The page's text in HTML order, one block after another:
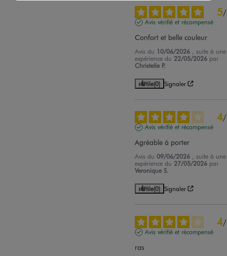
5/
Avis vérifié et récompensé
Confort et belle couleur
Avis du 10/06/2026
, suite à une
expérience du 22/05/2026 par
Christelle P.
Utile(0) Signaler
4/
Avis vérifié et récompensé
Agréable à porter
Avis du09/06/2026
, suite à une
expérience du 27/05/2026 par
Veronique S.
Utile(0) Signaler
4/
Avis vérifié et récompensé
ras